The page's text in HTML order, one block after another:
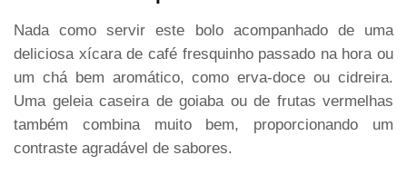
Nada como servir este bolo acompanhado de uma
deliciosa xícara de café fresquinho passado na hora ou
um chá bem aromático, como erva-doce ou cidreira.
Uma geleia caseira de goiaba ou de frutas vermelhas
também combina muito bem, proporcionando um
contraste agradável de sabores.